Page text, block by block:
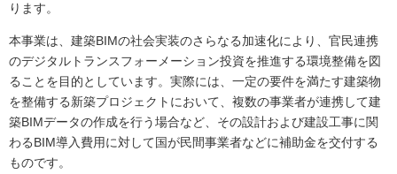
ります。
本事業は、建築BIMの社会実装のさらなる加速化により、官民連携
のデジタルトランスフォーメーション投資を推進する環境整備を図
ることを目的としています。実際には、一定の要件を満たす建築物
を整備する新築プロジェクトにおいて、複数の事業者が連携して建
築BIMデータの作成を行う場合など、その設計および建設工事に関
わるBIM導入費用に対して国が民間事業者などに補助金を交付する
ものです。